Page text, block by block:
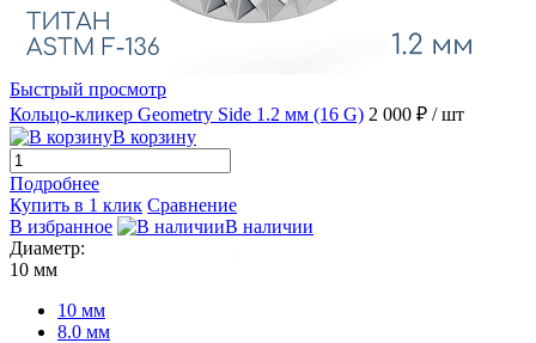
Быстрый просмотр
Кольцо-кликер Geometry Side 1.2 мм (16 G) 2 000 ₽ / шт
В корзину
Подробнее
Купить в 1 клик Сравнение
В избранное
В наличии
Диаметр:
10 мм
10 мм
8.0 мм